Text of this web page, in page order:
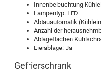
Innenbeleuchtung
Lampentyp: LED
Abtauautomatik
Anzahl der
Ablageflächen
Eierablage: Ja
Gefrierschrank